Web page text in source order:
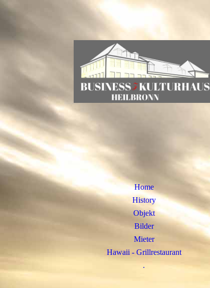
Home
History
Objekt
Bilder
Mieter
Hawaii - Grillrestaurant
.